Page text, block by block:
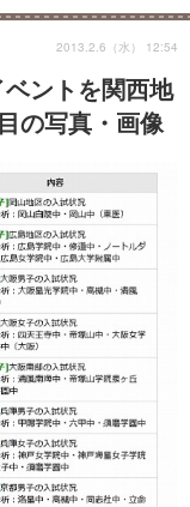
ントを関西地
の写真・画像
2013.2.6（水） 12:54